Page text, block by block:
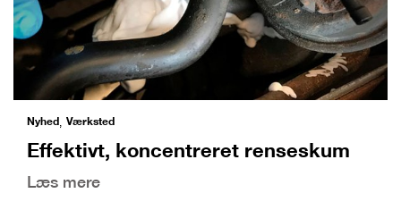
Nyhed, Værksted
Effektivt, koncentreret renseskum
Læs mere